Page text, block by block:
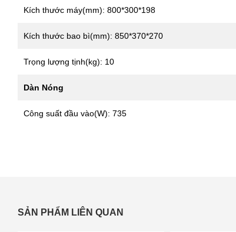
Kích thước máy(mm): 800*300*198
Kích thước bao bì(mm): 850*370*270
Trọng lượng tịnh(kg): 10
Dàn Nóng
Công suất đầu vào(W): 735
SẢN PHẨM LIÊN QUAN